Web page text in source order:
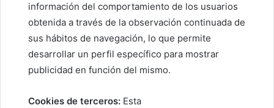
información del comportamiento de los usuarios
obtenida a través de la observación continuada de
sus hábitos de navegación, lo que permite
desarrollar un perfil específico para mostrar
publicidad en función del mismo.
Cookies de terceros: Esta